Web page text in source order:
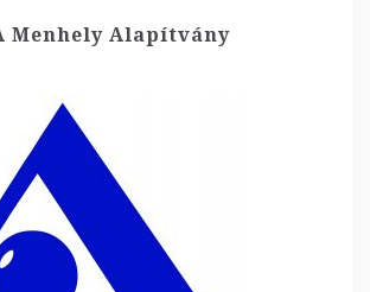
Menhely Alapítvány